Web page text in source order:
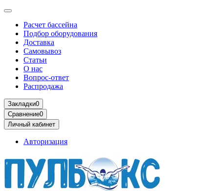
Расчет бассейна
Подбор оборудования
Доставка
Самовывоз
Статьи
О нас
Вопрос-ответ
Распродажа
Закладки0
Сравнение0
Личный кабинет
Авторизация